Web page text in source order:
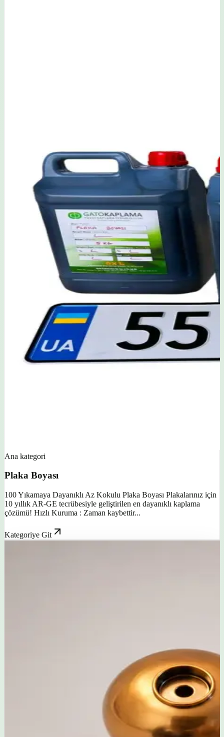
Ana kategori
Plaka Boyası
100 Yıkamaya Dayanıklı Az Kokulu Plaka Boyası Plakalarınız için
10 yıllık AR-GE tecrübesiyle geliştirilen en dayanıklı kaplama
çözümü! Hızlı Kuruma : Zaman kaybettir...
Kategoriye Git